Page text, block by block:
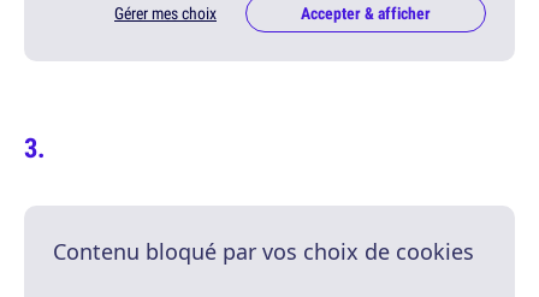
Gérer mes choix Accepter & afficher
Contenu bloqué par vos choix de cookies